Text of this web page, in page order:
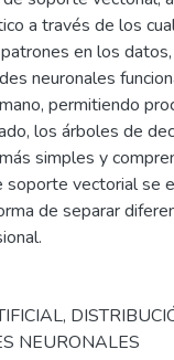
a través de los
en los datos,
neuronales
permitiendo
los árboles de
simples y
soporte vectorial se
de separar
,
NEURONALES